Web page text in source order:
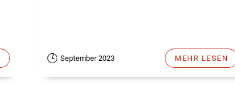
September 2023 MEHR LESEN